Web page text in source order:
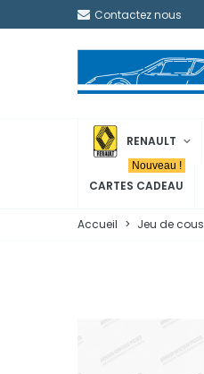
Contactez nous
RENAULT
CARTES CADEAU
Nouveau !
Accueil > Jeu de